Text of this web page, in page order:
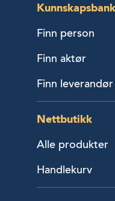
Kunnskapsbank
Finn person
Finn aktør
Finn leverandør
Nettbutikk
Alle produkter
Handlekurv